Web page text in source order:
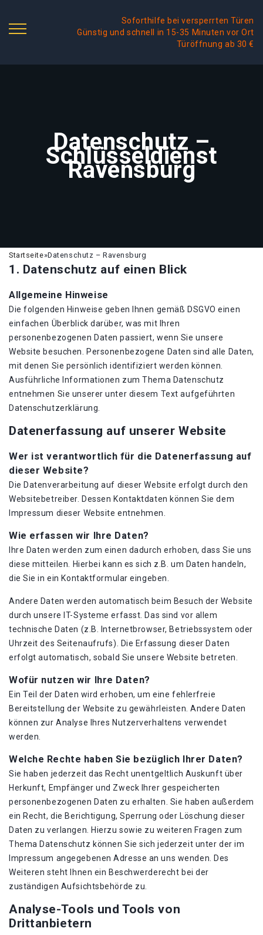
Soforthilfe bei versperrten Türen
Günstig und schnell in 15-35 Minuten vor Ort
Türöffnung ab 30 €
Datenschutz –
Schlüsseldienst
Ravensburg
Startseite»Datenschutz – Ravensburg
1. Datenschutz auf einen Blick
Allgemeine Hinweise
Die folgenden Hinweise geben Ihnen gemäß DSGVO einen
einfachen Überblick darüber, was mit Ihren
personenbezogenen Daten passiert, wenn Sie unsere
Website besuchen. Personenbezogene Daten sind alle Daten,
mit denen Sie persönlich identifiziert werden können.
Ausführliche Informationen zum Thema Datenschutz
entnehmen Sie unserer unter diesem Text aufgeführten
Datenschutzerklärung.
Datenerfassung auf unserer Website
Wer ist verantwortlich für die Datenerfassung auf
dieser Website?
Die Datenverarbeitung auf dieser Website erfolgt durch den
Websitebetreiber. Dessen Kontaktdaten können Sie dem
Impressum dieser Website entnehmen.
Wie erfassen wir Ihre Daten?
Ihre Daten werden zum einen dadurch erhoben, dass Sie uns
diese mitteilen. Hierbei kann es sich z.B. um Daten handeln,
die Sie in ein Kontaktformular eingeben.
Andere Daten werden automatisch beim Besuch der Website
durch unsere IT-Systeme erfasst. Das sind vor allem
technische Daten (z.B. Internetbrowser, Betriebssystem oder
Uhrzeit des Seitenaufrufs). Die Erfassung dieser Daten
erfolgt automatisch, sobald Sie unsere Website betreten.
Wofür nutzen wir Ihre Daten?
Ein Teil der Daten wird erhoben, um eine fehlerfreie
Bereitstellung der Website zu gewährleisten. Andere Daten
können zur Analyse Ihres Nutzerverhaltens verwendet
werden.
Welche Rechte haben Sie bezüglich Ihrer Daten?
Sie haben jederzeit das Recht unentgeltlich Auskunft über
Herkunft, Empfänger und Zweck Ihrer gespeicherten
personenbezogenen Daten zu erhalten. Sie haben außerdem
ein Recht, die Berichtigung, Sperrung oder Löschung dieser
Daten zu verlangen. Hierzu sowie zu weiteren Fragen zum
Thema Datenschutz können Sie sich jederzeit unter der im
Impressum angegebenen Adresse an uns wenden. Des
Weiteren steht Ihnen ein Beschwerderecht bei der
zuständigen Aufsichtsbehörde zu.
Analyse-Tools und Tools von
Drittanbietern